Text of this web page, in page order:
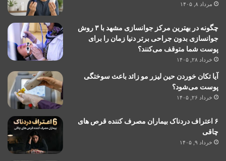
مرداد ۸, ۱۴۰۵
چگونه در بهترین مرکز جوانسازی مشهد با ۳ روش
جوانسازی بدون جراحی برتر دنیا زمان را برای
پوست شما متوقف می‌کنند؟
خرداد ۲۸, ۱۴۰۵
آیا تکان خوردن حین لیزر مو زائد باعث سوختگی
پوست می‌شود؟
خرداد ۲۶, ۱۴۰۵
۶ اعتراف دردناک بیماران مصرف کننده قرص های
چاقی
خرداد ۹, ۱۴۰۵